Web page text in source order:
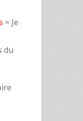
= Je
du